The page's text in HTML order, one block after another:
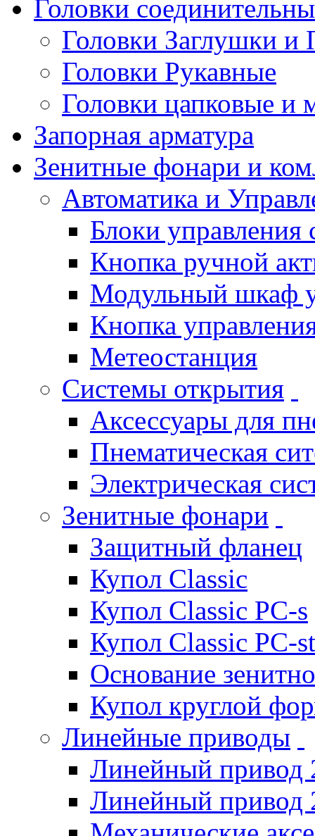
Головки
Головки Заглушки и
Головки Рукавные
Головки цапковые и
Запорная арматура
Зенитные фонари и
Автоматика и
Блоки
Кнопка ручной
Модульный шкаф
Кнопка
Метеостанция
Системы открытия
Аксессуары для
Пнематическая
Электрическая
Зенитные фонари
Защитный фланец
Купол Classic
Купол Classic PC-s
Купол Classic PC-st
Основание
Купол круглой
Линейные приводы
Линейный привод
Линейный привод